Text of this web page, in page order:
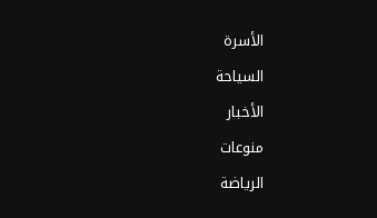
الأسرة
السياحة
الأخبار
منوعات
الرياضة